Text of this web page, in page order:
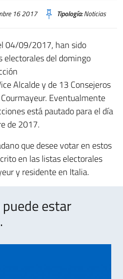
16 2017 Tipología:Noticias
04/09/2017, han sido
electorales del domingo
Alcalde y de 13 Consejeros
Eventualmente
está pautado para el día
de 2017.
que desee votar en estos
en las listas electorales
y residente en Italia.
estar